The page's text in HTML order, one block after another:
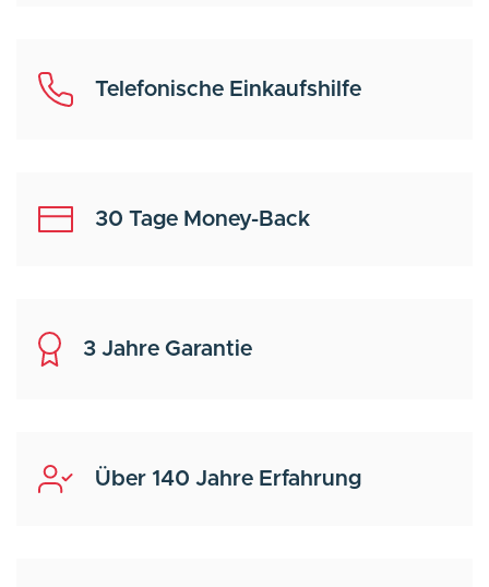
Telefonische Einkaufshilfe
30 Tage Money-Back
3 Jahre Garantie
Über 140 Jahre Erfahrung